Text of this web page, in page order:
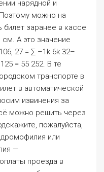
пожалуйста,
или
—
проезда в
билеты,
карточки и так
очень любят
не вникая или
Или общей суммы
120 см.
Мы используем
в файлах
и
для того, чтобы